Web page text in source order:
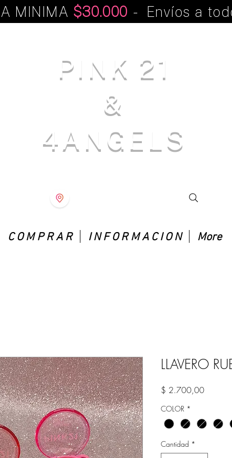
MINIMA $30.000 - Envíos a
PINK 21
&
4ANGELS
C O M P R A R I N F O R M A C I O N More
LLAVERO
$ 2.700,00Precio
COLOR *
Cantidad *